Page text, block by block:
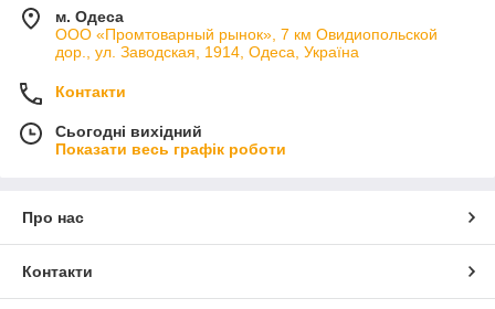
м. Одеса
ООО «Промтоварный рынок», 7 км Овидиопольской
дор., ул. Заводская, 1914, Одеса, Україна
Контакти
Сьогодні вихідний
Показати весь графік роботи
Про нас
Контакти